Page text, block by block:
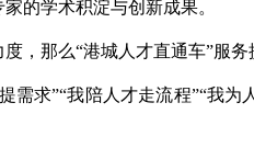
的学术积淀与创新成果。
，那么“港城人才直通车”服
需求”“我陪人才走流程”“我为